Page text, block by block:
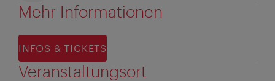
Mehr Informationen
INFOS & TICKETS
Veranstaltungsort